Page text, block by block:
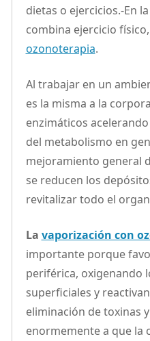
dietas o ejercicios.-En
combina ejercicio
ozonoterapia.
Al trabajar en un
es la misma a la
enzimáticos
del metabolismo en
mejoramiento general
se reducen los
revitalizar todo el
La vaporización con
importante porque
periférica, oxigenando
superficiales y
eliminación de toxinas
enormemente a que la